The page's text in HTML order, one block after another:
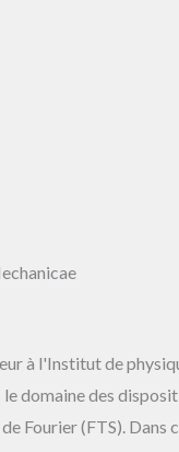
à l'Institut de
domaine des
Fourier (FTS).